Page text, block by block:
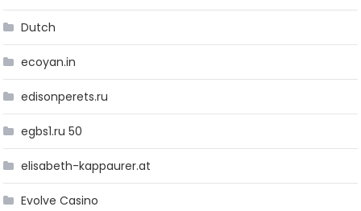
Dutch
ecoyan.in
edisonperets.ru
egbs1.ru 50
elisabeth-kappaurer.at
Evolve Casino